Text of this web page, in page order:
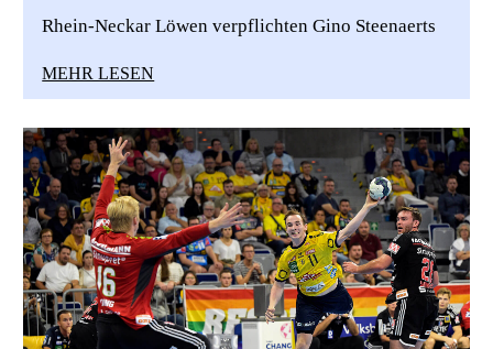
Rhein-Neckar Löwen verpflichten Gino Steenaerts
MEHR LESEN